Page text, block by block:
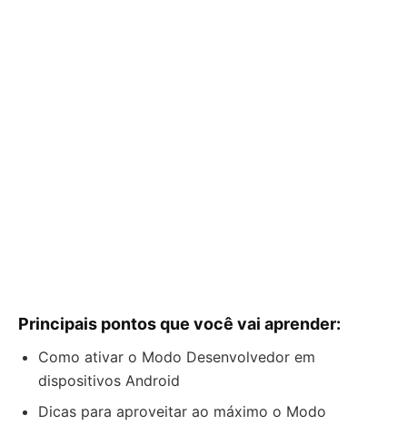
Principais pontos que você vai aprender:
Como ativar o Modo Desenvolvedor em
dispositivos Android
Dicas para aproveitar ao máximo o Modo